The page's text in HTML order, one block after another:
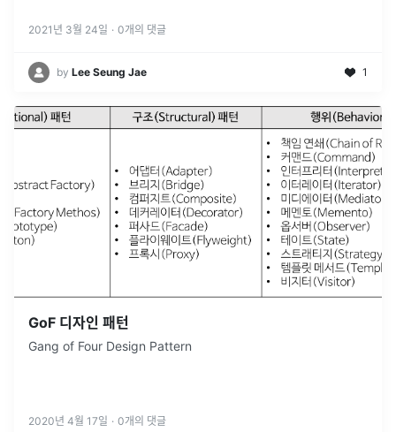
2021년 3월 24일 · 0개의 댓글
by Lee Seung Jae 1
GoF 디자인 패턴
Gang of Four Design Pattern
2020년 4월 17일 · 0개의 댓글